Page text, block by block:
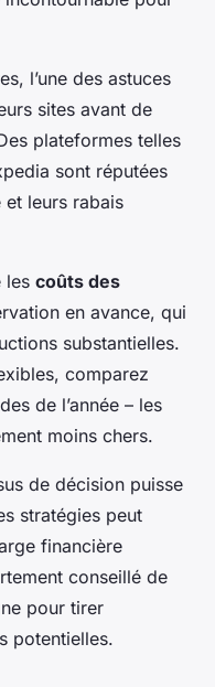
l’une des astuces
sites avant de
plateformes telles
sont réputées
leurs rabais
les coûts des
en avance, qui
substantielles.
comparez
de l’année – les
moins chers.
de décision puisse
stratégies peut
financière
conseillé de
pour tirer
potentielles.